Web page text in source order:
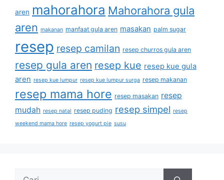
aren mahorahora Mahorahora gula
aren makanan manfaat gula aren masakan palm sugar
resep resep camilan resep churros gula aren
resep gula aren resep kue resep kue gula
aren resep kue lumpur resep kue lumpur surga resep makanan
resep mama hore resep masakan resep
mudah resep natal resep puding resep simpel resep
weekend mama hore resep yogurt pie susu